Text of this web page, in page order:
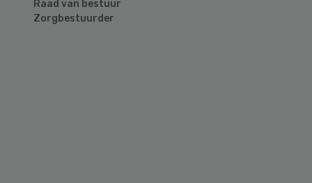
Raad van bestuur
Zorgbestuurder